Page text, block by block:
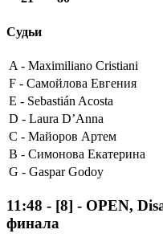
Судьи
A - Maximiliano Cristiani
F - Самойлова Евгения
E - Sebastián Acosta
D - Laura D’Anna
C - Майоров Артем
B - Симонова Екатерина
G - Gaspar Godoy
11:48 - [8] - OPEN,
финала